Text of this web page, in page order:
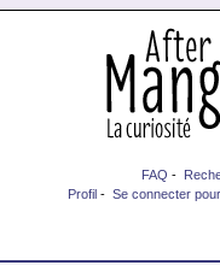
FAQ -
Profil - Se connecter